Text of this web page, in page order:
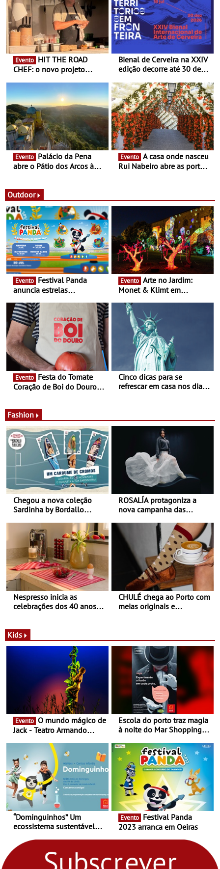
Evento
CHEF: o novo projeto
Queiroz Ribeiro - Um novo
conceito gastronómico
itinerante que percorre
Portugal
Bienal de Cerveira na XXIV
edição decorre até 30 de
enquanto “Territórios sem
Fronteira”
Evento
abre o Pátio dos Arcos à
Evento
Rui Nabeiro abre as portas
16 de agosto
Outdoor
Evento
anuncia estrelas
- Entre Junho e Julho pelo
país
Evento
Monet & Klimt em
ao final de Setembro -
Experiência luminosa no
jardim do Museu de
Alberto Sampaio
Evento
Coração de Boi do Douro -
Cinco dicas para se
refrescar em casa nos dias
Fashion
Chegou a nova coleção
Sardinha by Bordallo
ROSALÍA protagoniza a
nova campanha das
Balance
Nespresso inicia as
celebrações dos 40 anos
Novas - Edição limitada
Nespresso x Torres Novas
CHULÉ chega ao Porto com
meias originais e
Shopping
Kids
Evento
Jack - Teatro Armando
Escola do porto traz magia
à noite do Mar Shopping
29 de abril, às 21h00
“Dominguinhos” Um
ecossistema sustentável
fores - Atelier de Educação
Ambiental nos
“Dominguinhos” de 23 de
Evento
2023 arranca em Oeiras